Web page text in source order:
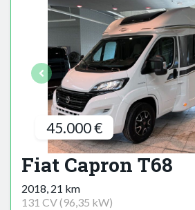
45.000 €
Fiat Capron T68
2018, 21 km
131 CV (96,35 kW)